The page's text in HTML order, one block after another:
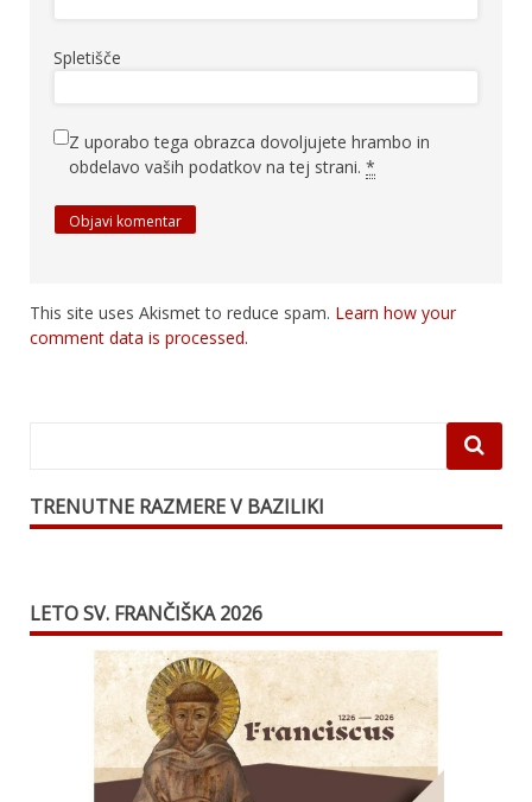
Spletišče
Z uporabo tega obrazca dovoljujete hrambo in
obdelavo vaših podatkov na tej strani. *
This site uses Akismet to reduce spam. Learn how your
comment data is processed.
TRENUTNE RAZMERE V BAZILIKI
LETO SV. FRANČIŠKA 2026